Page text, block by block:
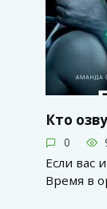
Кто
0
Если вас
Время в